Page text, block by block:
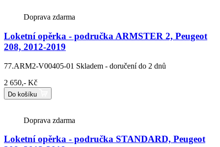
Doprava zdarma
Loketní opěrka - područka ARMSTER 2, Peugeot
208, 2012-2019
77.ARM2-V00405-01 Skladem - doručení do 2 dnů
2 650,- Kč
Do košíku
Doprava zdarma
Loketní opěrka - područka STANDARD, Peugeot